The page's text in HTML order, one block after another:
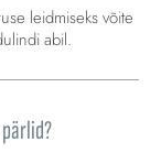
leidmiseks võite
abil.